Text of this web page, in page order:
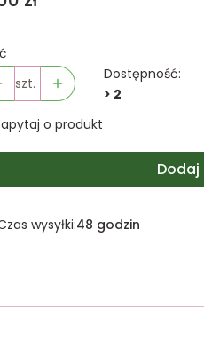
szt.
Dostępność:
> 2
o produkt
Dodaj
wysyłki:48 godzin